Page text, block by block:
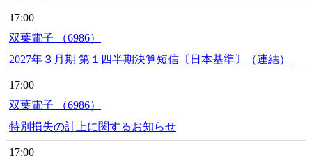
17:00
双葉電子 （6986）
2027年３月期 第１四半期決算短信〔日本基準〕（連結）
17:00
双葉電子 （6986）
特別損失の計上に関するお知らせ
17:00